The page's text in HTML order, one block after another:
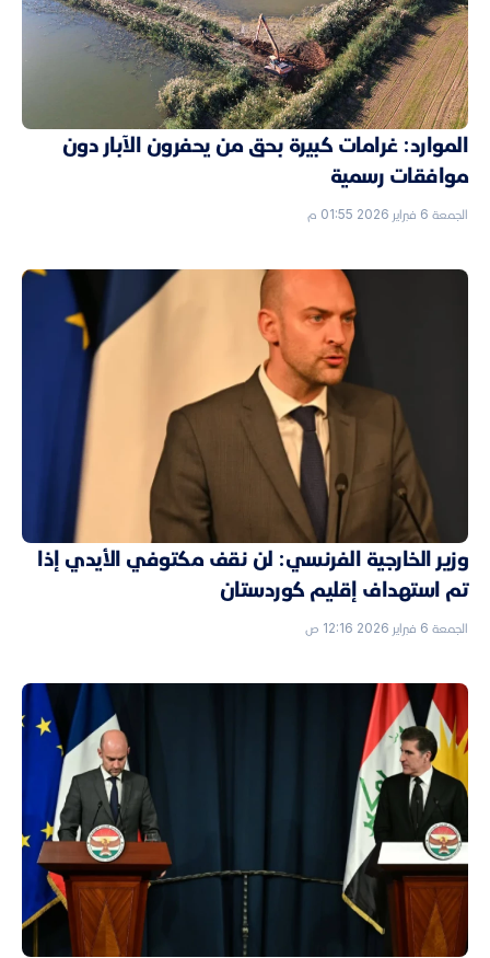
الموارد: غرامات كبيرة بحق من يحفرون الآبار دون
موافقات رسمية
الجمعة 6 فبراير 2026 01:55 م
وزير الخارجية الفرنسي: لن نقف مكتوفي الأيدي إذا
تم استهداف إقليم كوردستان
الجمعة 6 فبراير 2026 12:16 ص